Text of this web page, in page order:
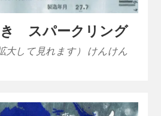
スパークリング
大して見れます） けんけん